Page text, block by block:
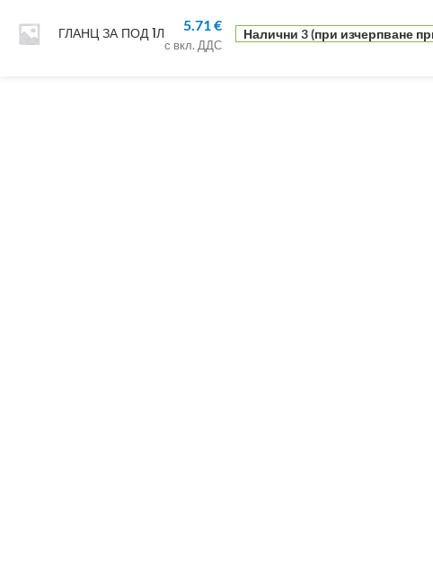
ГЛАНЦ ЗА ПОД 1Л 5.71€
с вкл. ДДС
Налични 3 (при изчерпване